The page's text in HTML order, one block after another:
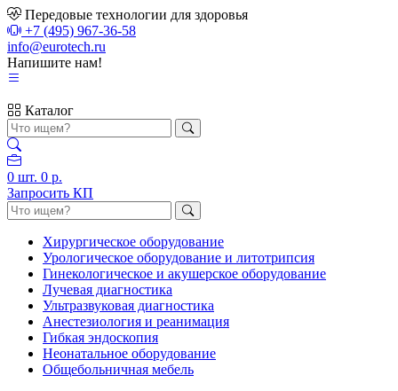
Передовые технологии для здоровья
+7 (495) 967-36-58
info@eurotech.ru
Напишите нам!
Каталог
0 шт. 0 р.
Запросить КП
Хирургическое оборудование
Урологическое оборудование и литотрипсия
Гинекологическое и акушерское оборудование
Лучевая диагностика
Ультразвуковая диагностика
Анестезиология и реанимация
Гибкая эндоскопия
Неонатальное оборудование
Общебольничная мебель